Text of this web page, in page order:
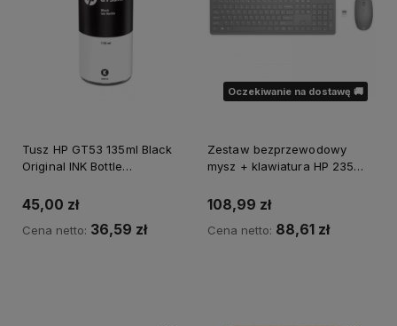
Tusz HP GT53 135ml Black
Original INK Bottle
45,00 zł
Cena netto: 36,59 zł
Oczekiwanie na dostawę 🚚
Zestaw bezprzewodowy
mysz + klawiatura HP 235
partner HP*
108,99 zł
Cena netto: 88,61 zł